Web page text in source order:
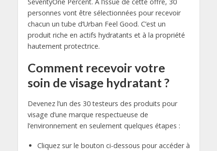
personnes vont être sélectionnées pour recevoir
chacun un tube d’Urban Feel Good. C’est un
produit riche en actifs hydratants et à la propriété
hautement protectrice.
Comment recevoir votre
soin de visage hydratant ?
Devenez l’un des 30 testeurs des produits pour
visage d’une marque respectueuse de
l’environnement en seulement quelques étapes :
Cliquez sur le bouton ci-dessous pour accéder à